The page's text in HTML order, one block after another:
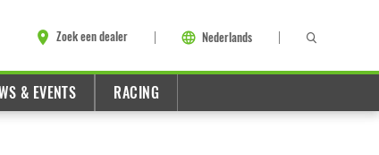
Zoek een dealer Nederlands
& EVENTS RACING